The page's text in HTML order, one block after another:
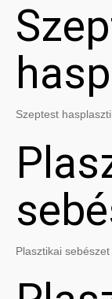
Szeptest
Plasztikai sebészet